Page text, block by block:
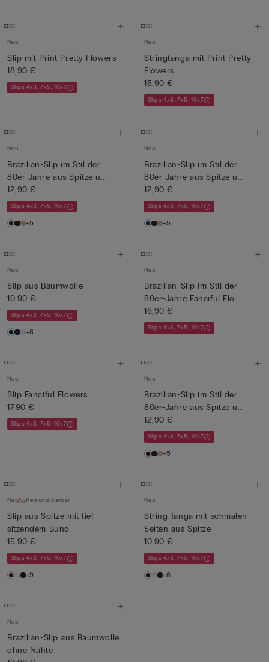
Neu
Slip mit Print Pretty Flowers
18,90 €
Slips 4x3, 7x5, 10x7
Neu
Stringtanga mit Print Pretty
Flowers
15,90 €
Slips 4x3, 7x5, 10x7
Neu
Brazilian-Slip im Stil der
80er-Jahre aus Spitze u...
12,90 €
Slips 4x3, 7x5, 10x7
+5
Neu
Brazilian-Slip im Stil der
80er-Jahre aus Spitze u...
12,90 €
Slips 4x3, 7x5, 10x7
+5
Neu
Slip aus Baumwolle
10,90 €
Slips 4x3, 7x5, 10x7
+8
Neu
Brazilian-Slip im Stil der
80er-Jahre Fanciful Flo...
16,90 €
Slips 4x3, 7x5, 10x7
Neu
Slip Fanciful Flowers
17,90 €
Slips 4x3, 7x5, 10x7
Neu
Brazilian-Slip im Stil der
80er-Jahre aus Spitze u...
12,90 €
Slips 4x3, 7x5, 10x7
+5
Neu Personalisierbar
Slip aus Spitze mit tief
sitzendem Bund
15,90 €
Slips 4x3, 7x5, 10x7
+9
Neu
String-Tanga mit schmalen
Seiten aus Spitze
10,90 €
Slips 4x3, 7x5, 10x7
+6
Neu
Brazilian-Slip aus Baumwolle
ohne Nähte